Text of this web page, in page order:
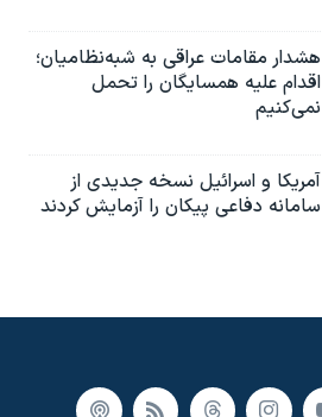
هشدار مقامات عراقی به شبه‌نظامیان؛
اقدام علیه همسایگان را تحمل
نمی‌کنیم
آمریکا و اسرائیل نسخه جدیدی از
سامانه دفاعی پیکان را آزمایش کردند